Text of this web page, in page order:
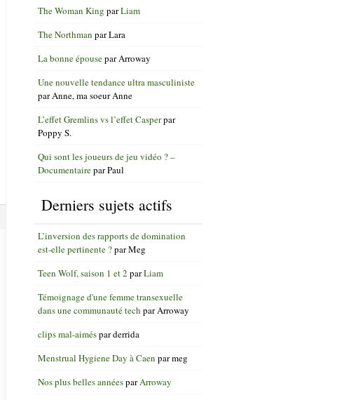
The Woman King parLiam
The Northman parLara
La bonne épouseparArroway
Une nouvelle tendance ultra masculiniste
parAnne, ma soeur Anne
L’effet Gremlins vs l’effet Casperpar
Poppy S.
Qui sont les joueurs de jeu vidéo ? –
DocumentaireparPaul
Derniers sujets actifs
L’inversion des rapports de domination
est-elle pertinente ?parMeg
Teen Wolf, saison 1 et 2 parLiam
Témoignage d'une femme transexuelle
dans une communauté tech parArroway
clips mal-aimésparderrida
Menstrual Hygiene Day à Caen parmeg
Nos plus belles annéesparArroway